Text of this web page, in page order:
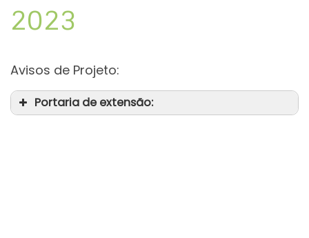
2023
Avisos de Projeto:
Portaria de extensão: